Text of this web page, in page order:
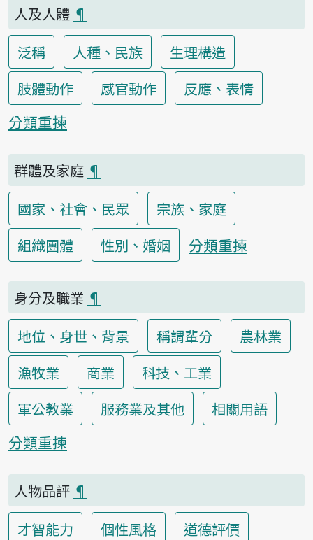
人及人體 ¶
泛稱
人種、民族
生理構造
肢體動作
感官動作
反應、表情
分類重揀
群體及家庭 ¶
國家、社會、民眾
宗族、家庭
組織團體
性別、婚姻 分類重揀
身分及職業 ¶
地位、身世、背景
稱謂輩分
農林業
漁牧業
商業
科技、工業
軍公教業
服務業及其他
相關用語
分類重揀
人物品評 ¶
才智能力
個性風格
道德評價